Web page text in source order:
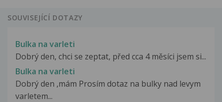
SOUVISEJÍCÍ DOTAZY
Bulka na varleti
Dobrý den, chci se zeptat, před cca 4 měsíci jsem si...
Bulka na varleti
Dobrý den ,mám Prosím dotaz na bulky nad levym
varletem...